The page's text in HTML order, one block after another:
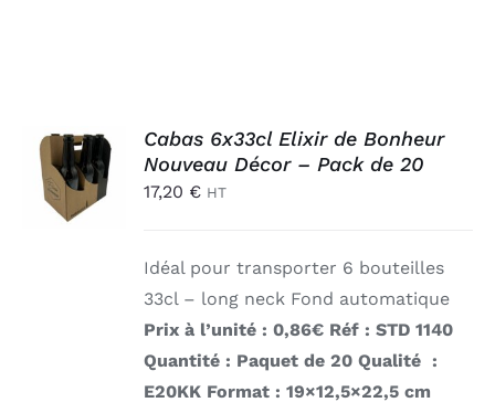
AJOUTER
AU
PANIER
DÉTAILS
Cabas 6x33cl Elixir de Bonheur
Nouveau Décor – Pack de 20
17,20 € HT
Idéal pour transporter 6 bouteilles
33cl – long neck Fond automatique
Prix à l’unité : 0,86€ Réf : STD 1140
Quantité : Paquet de 20 Qualité :
E20KK Format : 19×12,5×22,5 cm